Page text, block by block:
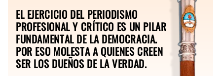
EL EJERCICIO DEL PERIODISMO
PROFESIONAL Y CRÍTICO ES UN PILAR
FUNDAMENTAL DE LA DEMOCRACIA.
POR ESO MOLESTA A QUIENES CREEN
SER LOS DUEÑOS DE LA VERDAD.